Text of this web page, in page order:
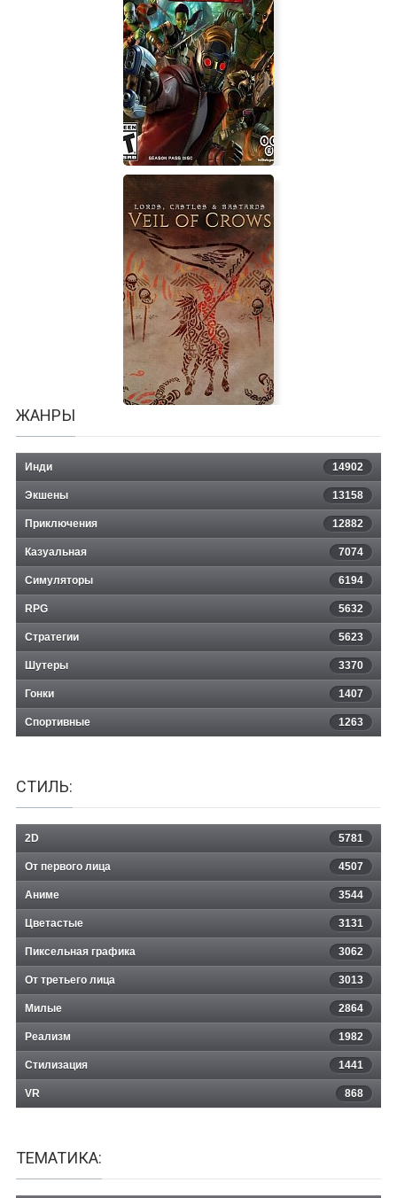
Treasure Tile
Marvel's Guardians of the Galaxy:
The Telltale Series
ЖАНРЫ
Инди 14902
Экшены 13158
Приключения 12882
Казуальная 7074
Симуляторы 6194
RPG 5632
Стратегии 5623
Шутеры 3370
Гонки 1407
Спортивные 1263
СТИЛЬ:
2D 5781
От первого лица 4507
Аниме 3544
Цветастые 3131
Пиксельная графика 3062
От третьего лица 3013
Милые 2864
Реализм 1982
Стилизация 1441
VR 868
ТЕМАТИКА: